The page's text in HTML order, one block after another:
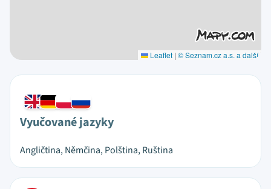
Leaflet | © Seznam.cz a.s. a další
Vyučované jazyky
Angličtina, Němčina, Polština, Ruština